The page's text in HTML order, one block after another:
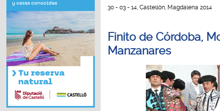
30 - 03 - 14, Castellón, Magdalena 2014
Finito de Córdoba,
Manzanares